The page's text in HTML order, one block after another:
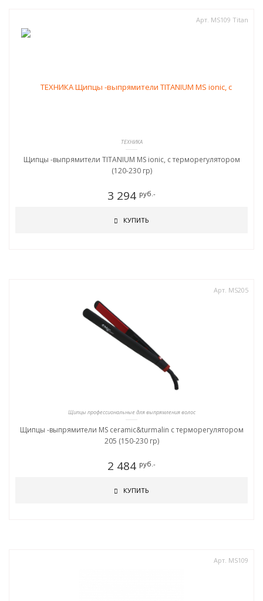
Арт. MS109 Titan
ТЕХНИКА
Щипцы -выпрямители TITANIUM MS ionic, c терморегулятором
(120-230 гр)
3 294 руб.-
КУПИТЬ
Арт. MS205
Щипцы профессиональные для выпрямления волос
Щипцы -выпрямители MS ceramic&turmalin c терморегулятором
205 (150-230 гр)
2 484 руб.-
КУПИТЬ
Арт. MS109